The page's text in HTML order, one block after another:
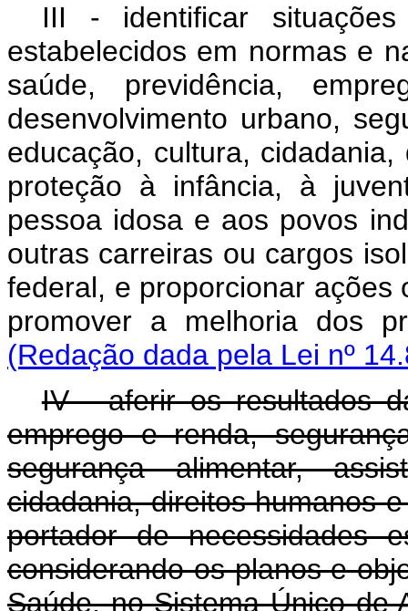
III - identificar
estabelecidos em normas e
saúde, previdência,
desenvolvimento urbano,
educação, cultura,
proteção à infância, à
pessoa idosa e aos povos
outras carreiras ou cargos
federal, e proporcionar
promover a melhoria dos
(Redação dada pela Lei nº
IV - aferir os resultados
emprego e renda,
segurança alimentar,
cidadania, direitos humanos
portador de necessidades
considerando os planos e
Saúde, no Sistema Único de